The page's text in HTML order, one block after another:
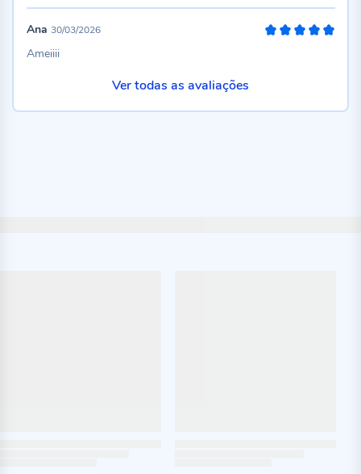
Ana 30/03/2026
Ameiiii
Ver todas as avaliações